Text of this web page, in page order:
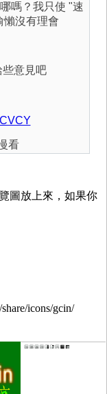
嗎？我只使 "速
懶沒有理會
意見吧
看
圖放上來，如果你
icons/gcin/